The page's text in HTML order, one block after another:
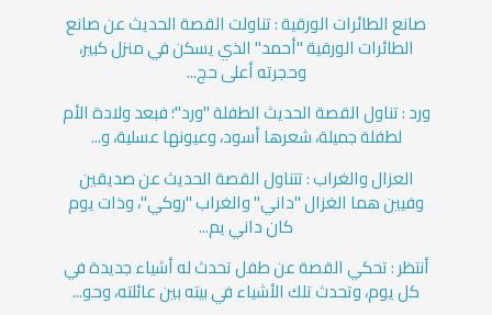
صانع الطائرات الورقية : تناولت القصة الحديث عن صانع
الطائرات الورقية "أحمد" الذي يسكن في منزل كبير،
وحجرته أعلى حج...
ورد : تناول القصة الحديث الطفلة "ورد"؛ فبعد ولادة الأم
لطفلة جميلة، شعرها أسود، وعيونها عسلية، و...
العزال والغراب : تتناول القصة الحديث عن صديقين
وفيين هما الغزال "داني" والغراب "روكي"، وذات يوم
كان داني يم...
أنتظر : تحكي القصة عن طفل تحدث له أشياء جديدة في
كل يوم، وتحدث تلك الأشياء في بيته بين عائلته، وحو...